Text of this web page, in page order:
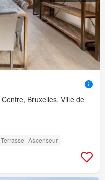
Bruxelles, Ville de
Terrasse Ascenseur